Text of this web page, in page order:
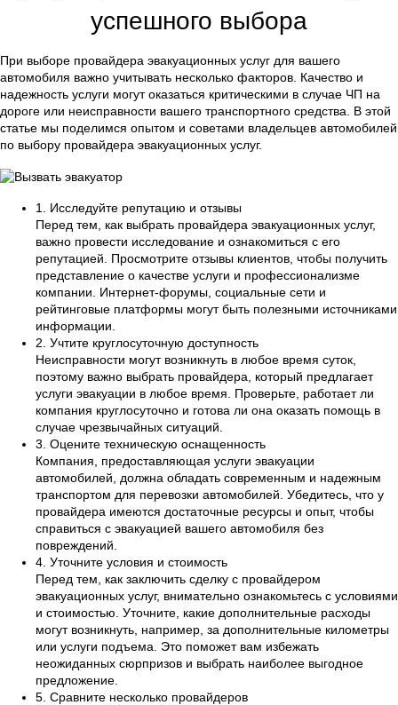
успешного выбора
При выборе провайдера эвакуационных услуг для вашего
автомобиля важно учитывать несколько факторов. Качество и
надежность услуги могут оказаться критическими в случае ЧП на
дороге или неисправности вашего транспортного средства. В этой
статье мы поделимся опытом и советами владельцев автомобилей
по выбору провайдера эвакуационных услуг.
1. Исследуйте репутацию и отзывы
Перед тем, как выбрать провайдера эвакуационных услуг,
важно провести исследование и ознакомиться с его
репутацией. Просмотрите отзывы клиентов, чтобы получить
представление о качестве услуги и профессионализме
компании. Интернет-форумы, социальные сети и
рейтинговые платформы могут быть полезными источниками
информации.
2. Учтите круглосуточную доступность
Неисправности могут возникнуть в любое время суток,
поэтому важно выбрать провайдера, который предлагает
услуги эвакуации в любое время. Проверьте, работает ли
компания круглосуточно и готова ли она оказать помощь в
случае чрезвычайных ситуаций.
3. Оцените техническую оснащенность
Компания, предоставляющая услуги эвакуации
автомобилей, должна обладать современным и надежным
транспортом для перевозки автомобилей. Убедитесь, что у
провайдера имеются достаточные ресурсы и опыт, чтобы
справиться с эвакуацией вашего автомобиля без
повреждений.
4. Уточните условия и стоимость
Перед тем, как заключить сделку с провайдером
эвакуационных услуг, внимательно ознакомьтесь с условиями
и стоимостью. Уточните, какие дополнительные расходы
могут возникнуть, например, за дополнительные километры
или услуги подъема. Это поможет вам избежать
неожиданных сюрпризов и выбрать наиболее выгодное
предложение.
5. Сравните несколько провайдеров